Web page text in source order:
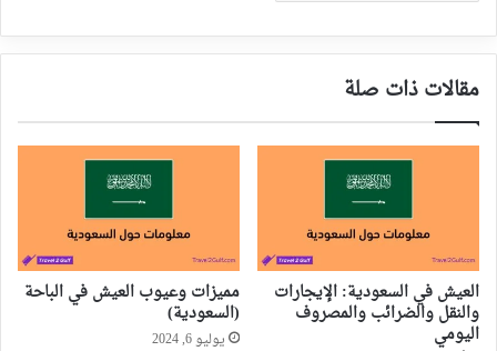
مقالات ذات صلة
العيش في السعودية: الإيجارات
والنقل والضرائب والمصروف
اليومي
مميزات وعيوب العيش في الباحة
(السعودية)
يوليو 6, 2024